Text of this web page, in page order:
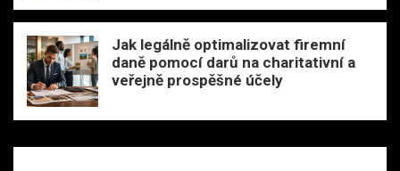
Jak legálně optimalizovat firemní
daně pomocí darů na charitativní a
veřejně prospěšné účely